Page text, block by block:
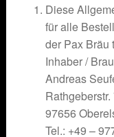
Diese
für alle
der Pax Bräu
Inhaber /
Andreas
Rathgeberstr.
97656
Tel.: +49 –